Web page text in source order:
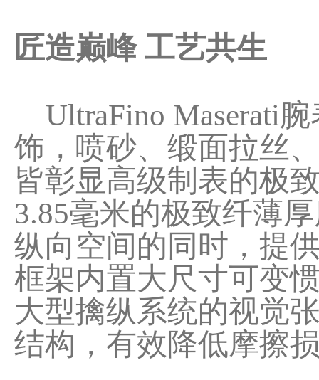
匠造巅峰 工艺共生
UltraFino Maserati
饰，喷砂、缎面拉丝
皆彰显高级制表的极
3.85毫米的极致纤薄
纵向空间的同时，提
框架内置大尺寸可变
大型擒纵系统的视觉
结构，有效降低摩擦